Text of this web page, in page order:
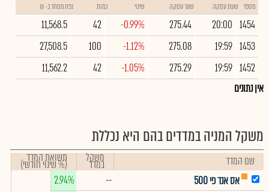
מספר שעת עסקה שער עסקה שינוי כמות נפח מסחר ב- ₪
1454
20:00
275.44
-0.99%
42
11,568.5
1453
19:59
275.08
-1.12%
100
27,508.5
1452
19:59
275.29
-1.05%
42
11,562.2
אין נתונים
משקל המניה במדדים בהם היא נכללת
שם המדד משקל
במדד תשואת המדד
(% שינוי חודשי)
אס אנד פי 500
--
2.94%